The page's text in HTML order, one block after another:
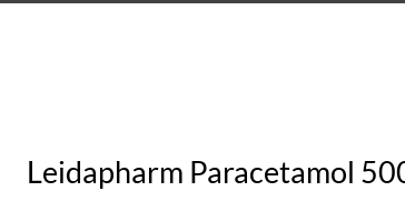
Het plaatje kan afwijken van het daadwerkelijke product.
Leidapharm Paracetamol